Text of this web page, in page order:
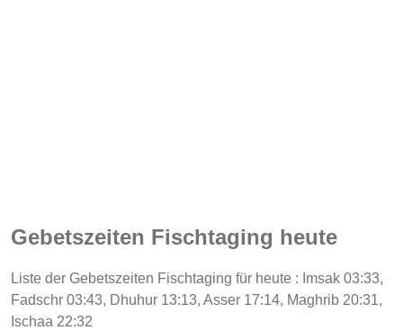
Gebetszeiten Fischtaging heute
Liste der Gebetszeiten Fischtaging für heute : Imsak 03:33,
Fadschr 03:43, Dhuhur 13:13, Asser 17:14, Maghrib 20:31,
Ischaa 22:32